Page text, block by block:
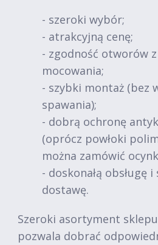
- szeroki wybór;
- atrakcyjną cenę;
- zgodność otworów
mocowania;
- szybki montaż (bez
spawania);
- dobrą ochronę
(oprócz powłoki
można zamówić
- doskonałą obsługę i
dostawę.
Szeroki asortyment
pozwala dobrać